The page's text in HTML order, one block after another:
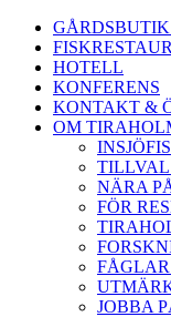
HOTELL
KONFERENS
KONTAKT &
OM
TILLVAL
NÄRA
FÖR
JOBBA